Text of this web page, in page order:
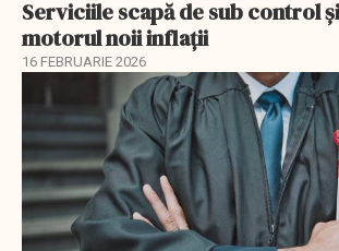
Serviciile scapă de sub control
motorul noii inflații
16 FEBRUARIE 2026